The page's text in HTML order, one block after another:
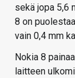
sekä jopa 5,6
8 on
vain 0,4 mm
Nokia 8
laitteen